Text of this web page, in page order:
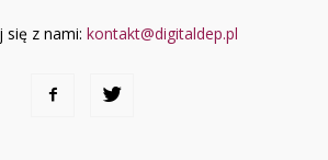
się z nami: kontakt@digitaldep.pl